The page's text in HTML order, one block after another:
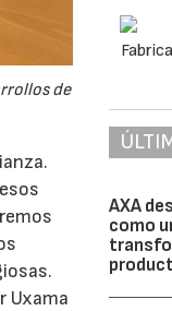
de
Uxama
AXA
como